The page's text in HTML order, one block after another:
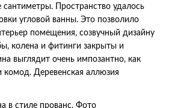
сантиметры. Пространство удалось
угловой ванны. Это позволило
помещения, созвучный дизайну
колена и фитинги закрыты и
выглядит очень импозантно, как
Деревенская аллюзия